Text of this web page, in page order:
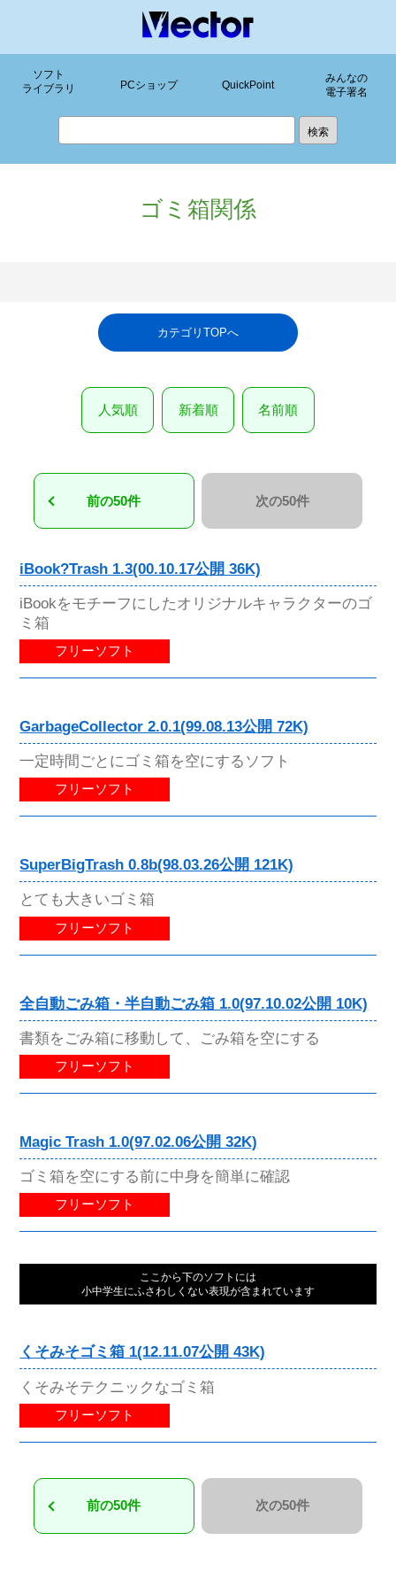
ソフト
ライブラリ
PCショップ QuickPoint
みんなの
電子署名
ゴミ箱関係
カテゴリTOPへ
人気順 新着順 名前順
前の50件 次の50件
iBook?Trash 1.3(00.10.17公開 36K)
iBookをモチーフにしたオリジナルキャラクターのゴ
ミ箱
フリーソフト
GarbageCollector 2.0.1(99.08.13公開 72K)
一定時間ごとにゴミ箱を空にするソフト
フリーソフト
SuperBigTrash 0.8b(98.03.26公開 121K)
とても大きいゴミ箱
フリーソフト
全自動ごみ箱・半自動ごみ箱 1.0(97.10.02公開 10K)
書類をごみ箱に移動して、ごみ箱を空にする
フリーソフト
Magic Trash 1.0(97.02.06公開 32K)
ゴミ箱を空にする前に中身を簡単に確認
フリーソフト
ここから下のソフトには
小中学生にふさわしくない表現が含まれています
くそみそゴミ箱 1(12.11.07公開 43K)
くそみそテクニックなゴミ箱
フリーソフト
前の50件 次の50件